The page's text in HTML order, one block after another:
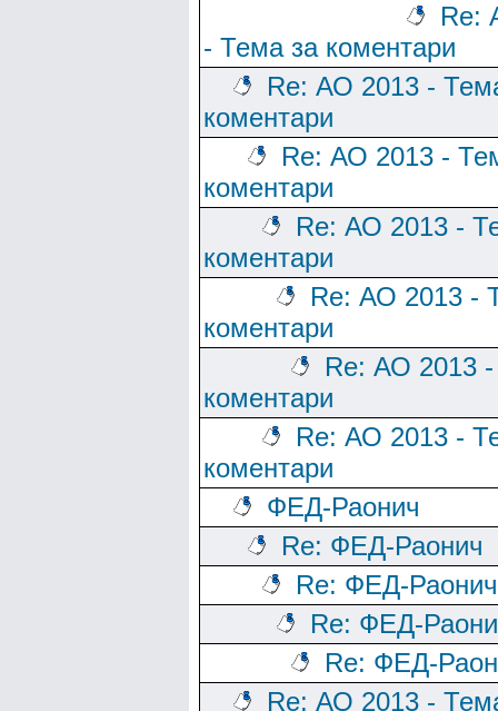
Re:
- Тема за коментари
Re: АО 2013 -
коментари
Re: АО 2013 -
коментари
Re: АО 2013 -
коментари
Re: АО 2013 -
коментари
Re: АО 2013
коментари
Re: АО 2013 -
коментари
ФЕД-Раонич
Re: ФЕД-Раонич
Re: ФЕД-Раонич
Re: ФЕД-
Re: ФЕД-
Re: АО 2013 -